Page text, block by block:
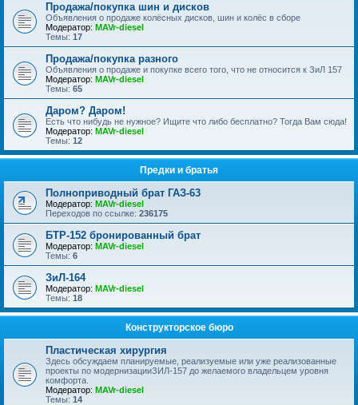
Продажа/покупка шин и дисков
Объявления о продаже колёсных дисков, шин и колёс в сборе
Модератор: MAVr-diesel
Темы: 17
Продажа/покупка разного
Объявления о продаже и покупке всего того, что не относится к ЗиЛ 157
Модератор: MAVr-diesel
Темы: 65
Даром? Даром!
Есть что нибудь не нужное? Ищите что либо бесплатно? Тогда Вам сюда!
Модератор: MAVr-diesel
Темы: 12
Предки и братья
Полноприводный брат ГАЗ-63
Модератор: MAVr-diesel
Переходов по ссылке: 236175
БТР-152 бронированный брат
Модератор: MAVr-diesel
Темы: 6
ЗиЛ-164
Модератор: MAVr-diesel
Темы: 18
Конструкторское бюро
Пластическая хирургия
Здесь обсуждаем планируемые, реализуемые или уже реализованные
проекты по модернизацииЗИЛ-157 до желаемого владельцем уровня
комфорта.
Модератор: MAVr-diesel
Темы: 14